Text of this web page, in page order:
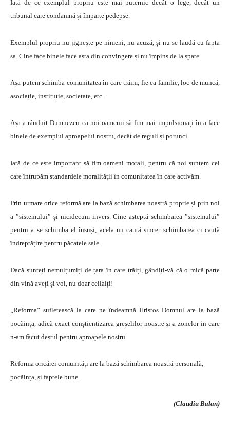
Iată de ce exemplul propriu este mai puternic decât o lege, decât un
tribunal care condamnă și împarte pedepse.
Exemplul propriu nu jignește pe nimeni, nu acuză, și nu se laudă cu fapta
sa. Cine face binele face asta din convingere și nu împins de la spate.
Așa putem schimba comunitatea în care trăim, fie ea familie, loc de muncă,
asociație, instituție, societate, etc.
Așa a rânduit Dumnezeu ca noi oamenii să fim mai impulsionați în a face
binele de exemplul aproapelui nostru, decât de reguli și porunci.
Iată de ce este important să fim oameni morali, pentru că noi suntem cei
care întrupăm standardele moralității în comunitatea în care activăm.
Prin urmare orice reformă are la bază schimbarea noastră proprie și prin noi
a ”sistemului” și nicidecum invers. Cine așteptă schimbarea ”sistemului”
pentru a se schimba el însuși, acela nu caută sincer schimbarea ci caută
îndreptățire pentru păcatele sale.
Dacă sunteți nemulțumiți de țara în care trăiți, gândiți-vă că o mică parte
din vină aveți și voi, nu doar ceilalți!
„Reforma” sufletească la care ne îndeamnă Hristos Domnul are la bază
pocăința, adică exact conștientizarea greșelilor noastre și a zonelor in care
n-am făcut destul pentru aproapele nostru.
Reforma oricărei comunități are la bază schimbarea noastră personală,
pocăința, și faptele bune.
(Claudiu Balan)